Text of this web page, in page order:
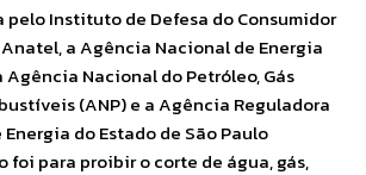
pelo Instituto de Defesa do Consumidor
a Agência Nacional de Energia
Agência Nacional do Petróleo, Gás
(ANP) e a Agência Reguladora
do Estado de São Paulo
foi para proibir o corte de água, gás,